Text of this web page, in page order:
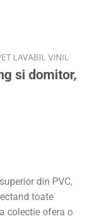
LAVABIL VINIL
si domitor,
din PVC,
toate
colectie ofera o